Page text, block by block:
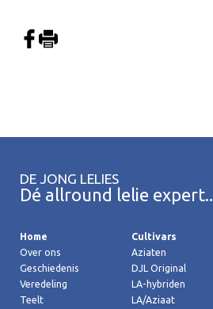
DE JONG LELIES
Dé allround lelie expert..
Home
Over ons
Geschiedenis
Veredeling
Teelt
Cultivars
Aziaten
DJL Original
LA-hybriden
LA/Aziaat